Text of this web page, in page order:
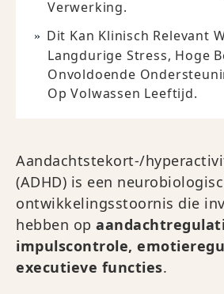
Verwerking.
Dit Kan Klinisch Relevant
Langdurige Stress, Hoge
Onvoldoende
Op Volwassen Leeftijd.
Aandachtstekort-/
(ADHD) is een
ontwikkelingsstoornis die
hebben op
impulscontrole,
executieve functies.